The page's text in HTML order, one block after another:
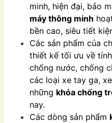
minh, hiện đại, bảo
máy thông minh
bền cao, siêu tiết
Các sản phẩm của
thiết kế tối ưu về
chống nước, chống
các loại xe tay ga,
những khóa chống
nay.
Các dòng sản phẩm